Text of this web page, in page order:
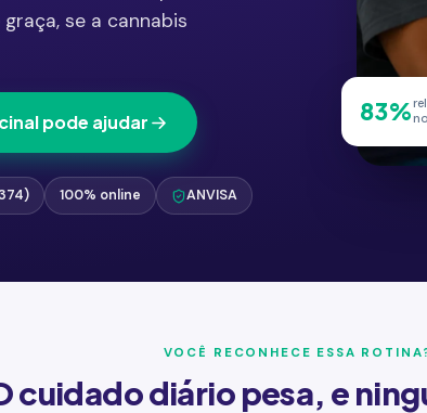
se a cannabis
pode ajudar
100% online ANVISA
83%
VOCÊ RECONHECE ESSA
cuidado diário pesa, e